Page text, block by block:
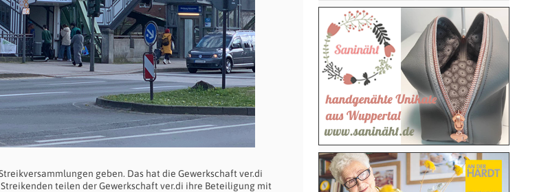
geben. Das hat die Gewerkschaft ver.di
teilen der Gewerkschaft ver.di ihre Beteiligung mit